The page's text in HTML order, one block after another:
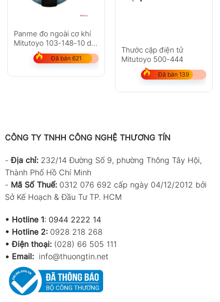
Panme đo ngoài cơ khí
Mitutoyo 103-148-10 dải
đo: 275-300mm
Đã bán 621
Thước cặp điện tử
Mitutoyo 500-444
Đã bán 139
CÔNG TY TNHH CÔNG NGHỆ THƯƠNG TÍN
-Địa chỉ: 232/14 Đường Số 9, phường Thông Tây Hội,
Thành Phố Hồ Chí Minh
- Mã Số Thuế: 0312 076 692 cấp ngày 04/12/2012 bởi
Sở Kế Hoạch & Đầu Tư TP. HCM
• Hotline 1: 0944 2222 14
• Hotline 2: 0928 218 268
• Điện thoại: (028) 66 505 111
• Email: info@thuongtin.net